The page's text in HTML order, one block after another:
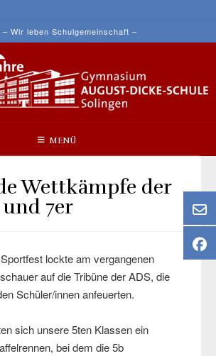
– Wir leben Schulgemeinschaft –
MENÜ
Wettkämpfe der
7er
lockte am vergangenen
auf die Tribüne der ADS, die
Schüler/innen anfeuerten.
sich unsere 5ten Klassen ein
bei dem die 5b